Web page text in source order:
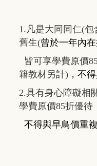
1.凡是大同同仁(
舊生(曾於一年內
皆可享學費原價
籍教材另計) ， 不
2.具有身心障礙相
學費原價85折優待
不得與早鳥價重